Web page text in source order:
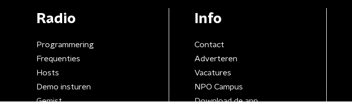
Radio
Programmering
Frequenties
Hosts
Demo insturen
Gemist
Info
Contact
Adverteren
Vacatures
NPO Campus
Download de app